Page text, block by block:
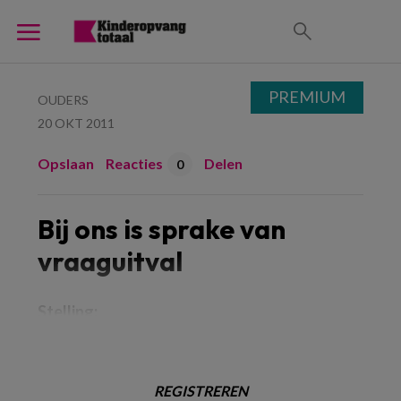
OUDERS
20 OKT 2011
Opslaan Reacties 0 Delen
Bij ons is sprake van
vraaguitval
REGISTREREN
PREMIUM